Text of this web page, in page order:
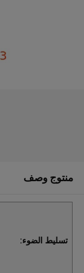
منتوج وصف
تسليط الضوء: